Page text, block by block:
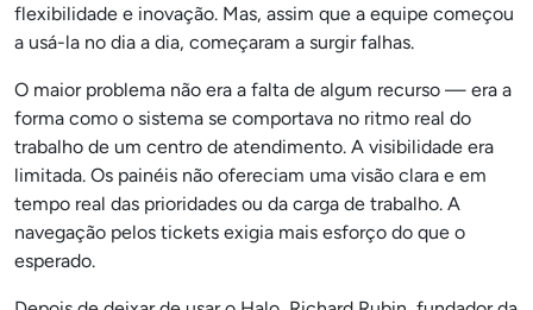
flexibilidade e inovação. Mas, assim que a equipe começou
a usá-la no dia a dia, começaram a surgir falhas.
O maior problema não era a falta de algum recurso — era a
forma como o sistema se comportava no ritmo real do
trabalho de um centro de atendimento. A visibilidade era
limitada. Os painéis não ofereciam uma visão clara e em
tempo real das prioridades ou da carga de trabalho. A
navegação pelos tickets exigia mais esforço do que o
esperado.